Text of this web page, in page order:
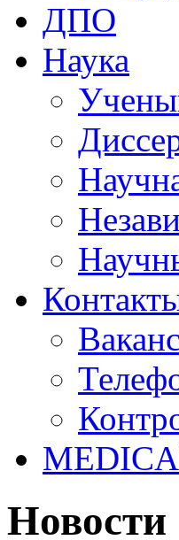
ДПО
Наука
Новости